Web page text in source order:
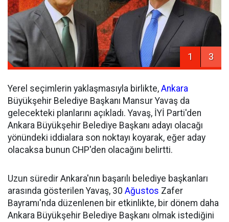
1 3
Yerel seçimlerin yaklaşmasıyla birlikte, Ankara
Büyükşehir Belediye Başkanı Mansur Yavaş da
gelecekteki planlarını açıkladı. Yavaş, İYİ Parti'den
Ankara Büyükşehir Belediye Başkanı adayı olacağı
yönündeki iddialara son noktayı koyarak, eğer aday
olacaksa bunun CHP'den olacağını belirtti.
Uzun süredir Ankara'nın başarılı belediye başkanları
arasında gösterilen Yavaş, 30 Ağustos Zafer
Bayramı'nda düzenlenen bir etkinlikte, bir dönem daha
Ankara Büyükşehir Belediye Başkanı olmak istediğini